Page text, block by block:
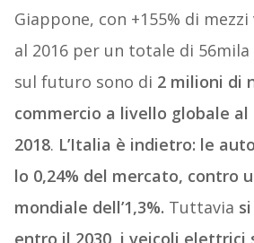
Giappone, con +155% di
al 2016 per un totale di
sul futuro sono di 2 milioni di
commercio a livello globale
2018. L’Italia è indietro: le
lo 0,24% del mercato, contro
mondiale dell’1,3%. Tuttavia